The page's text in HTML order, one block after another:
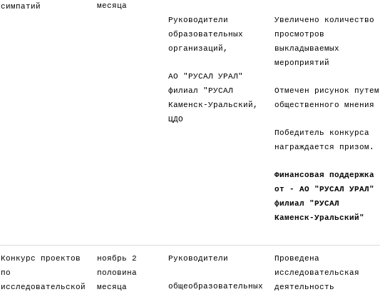
симпатий
месяца
Руководители
образовательных
организаций,
АО "РУСАЛ УРАЛ"
филиал "РУСАЛ
Каменск-Уральский,
ЦДО
Увеличено количество
просмотров
выкладываемых
мероприятий
Отмечен рисунок путем
общественного мнения
Победитель конкурса
награждается призом.
Финансовая поддержка
от - АО "РУСАЛ УРАЛ"
филиал "РУСАЛ
Каменск-Уральский"
Конкурс проектов
по
исследовательской
ноябрь 2
половина
месяца
Руководители
общеобразовательных
Проведена
исследовательская
деятельность